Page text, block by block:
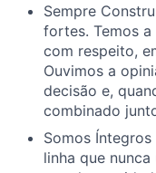
Sempre
fortes. Temos
com respeito,
Ouvimos a
decisão e,
combinado
Somos
linha que